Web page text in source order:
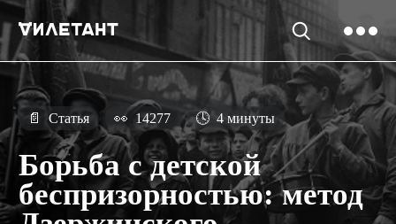
📄 Статья 👀 14277 🕓 4 минуты
Борьба с детской
беспризорностью: метод